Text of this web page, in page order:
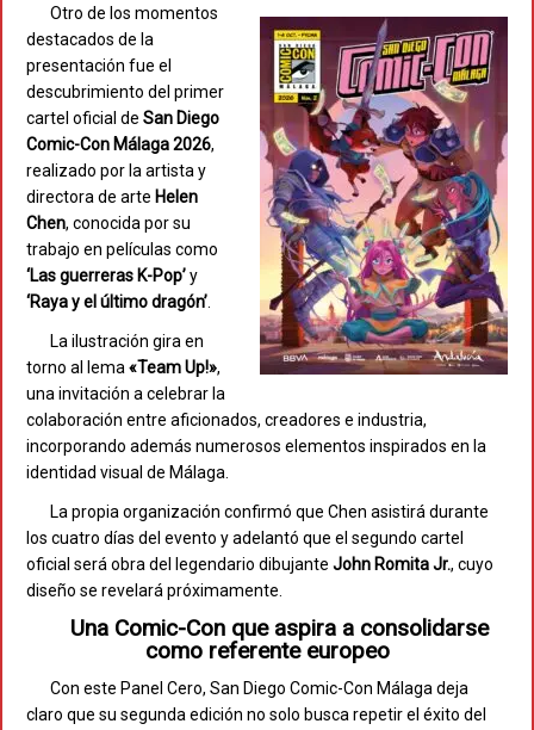
Otro de los momentos
destacados de la
presentación fue el
descubrimiento del primer
cartel oficial de San Diego
Comic-Con Málaga 2026,
realizado por la artista y
directora de arte Helen
Chen, conocida por su
trabajo en películas como
‘Las guerreras K-Pop’y
‘Raya y el último dragón’
La ilustración gira en
torno al lema «Team Up!»,
una invitación a celebrar la
colaboración entre aficionados, creadores e industria,
incorporando además numerosos elementos inspirados en la
identidad visual de Málaga.
La propia organización confirmó que Chen asistirá durante
los cuatro días del evento y adelantó que el segundo cartel
oficial será obra del legendario dibujante John Romita Jr., cuyo
diseño se revelará próximamente.
Una Comic-Con que aspira a consolidarse
como referente europeo
Con este Panel Cero, San Diego Comic-Con Málaga deja
claro que su segunda edición no solo busca repetir el éxito del